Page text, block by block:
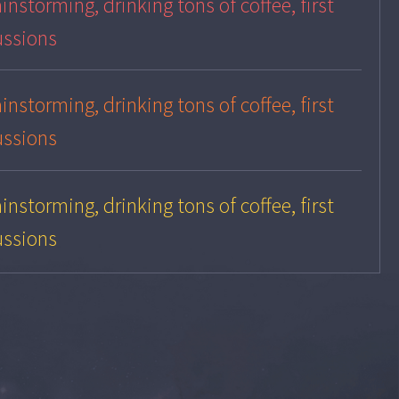
drinking tons of coffee, first
drinking tons of coffee, first